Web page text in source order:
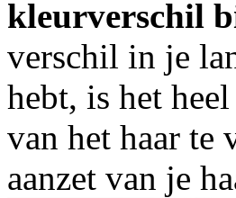
kleurverschil
verschil in je
hebt, is het
van het haar te
aanzet van je